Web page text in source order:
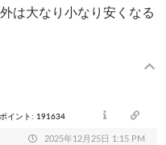
は大なり小なり安くなる
イント: 191634
2025年12月25日 1:15 PM